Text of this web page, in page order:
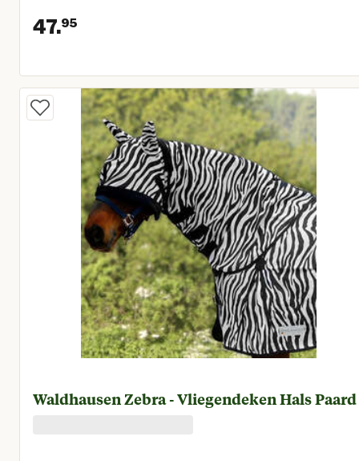
47.95
Huidige prijs € 47,95
Waldhausen Zebra - Vliegendeken Hals Paard